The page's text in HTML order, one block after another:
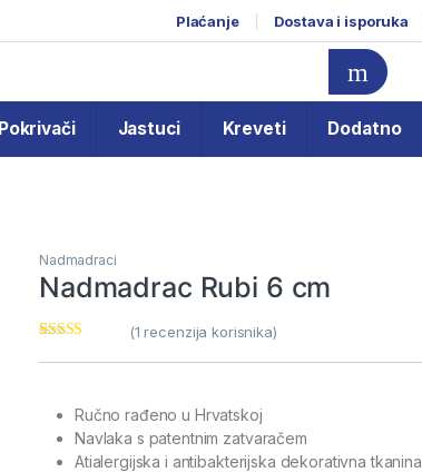
Plaćanje Dostava i isporuka
Pokrivači Jastuci Kreveti Dodatno
Nadmadraci
Nadmadrac Rubi 6 cm
ocjena:5.00
(1 recenzija korisnika)
Ručno rađeno u Hrvatskoj
Navlaka s patentnim zatvaračem
Atialergijska i antibakterijska dekorativna tkanina